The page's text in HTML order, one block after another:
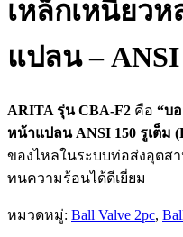
เหล็กเหนียว
แปลน – ANSI
ARITA รุ่น CBA-F2 คือ “บ
หน้าแปลน ANSI 150 รูเต็ม
ของไหลในระบบท่อส่งอุตส
ทนความร้อนได้ดีเยี่ยม
หมวดหมู่: Ball Valve 2pc,